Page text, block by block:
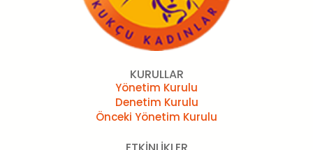
KURULLAR
Yönetim Kurulu
Denetim Kurulu
Önceki Yönetim Kurulu